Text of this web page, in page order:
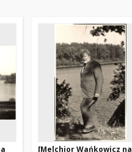
[Melchior Wańkowicz na